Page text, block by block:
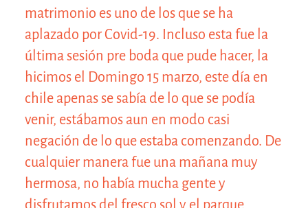
matrimonio es uno de los que se ha
aplazado por Covid-19. Incluso esta fue la
última sesión pre boda que pude hacer, la
hicimos el Domingo 15 marzo, este día en
chile apenas se sabía de lo que se podía
venir, estábamos aun en modo casi
negación de lo que estaba comenzando. De
cualquier manera fue una mañana muy
hermosa, no había mucha gente y
disfrutamos del fresco sol y el parque